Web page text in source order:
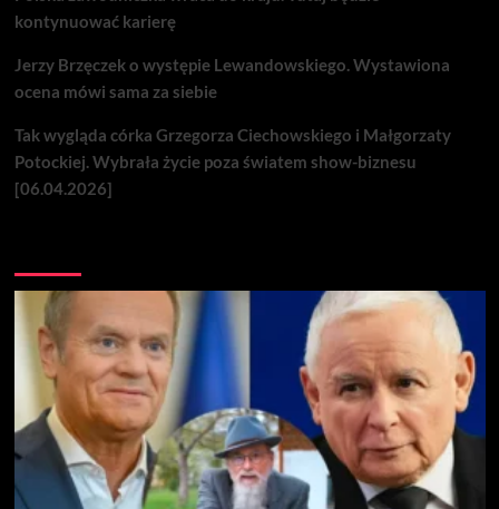
kontynuować karierę
Jerzy Brzęczek o występie Lewandowskiego. Wystawiona
ocena mówi sama za siebie
Tak wygląda córka Grzegorza Ciechowskiego i Małgorzaty
Potockiej. Wybrała życie poza światem show-biznesu
[06.04.2026]